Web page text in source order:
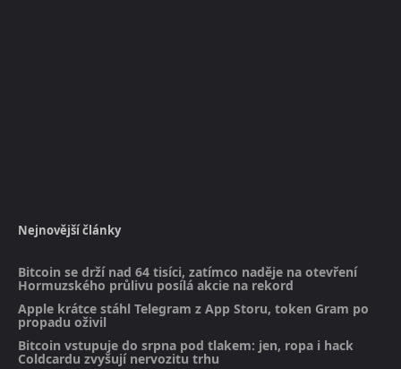
Nejnovější články
Bitcoin se drží nad 64 tisíci, zatímco naděje na otevření
Hormuzského průlivu posílá akcie na rekord
Apple krátce stáhl Telegram z App Storu, token Gram po
propadu oživil
Bitcoin vstupuje do srpna pod tlakem: jen, ropa i hack
Coldcardu zvyšují nervozitu trhu